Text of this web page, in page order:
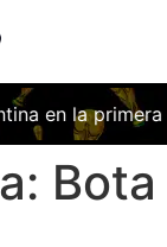
la primera